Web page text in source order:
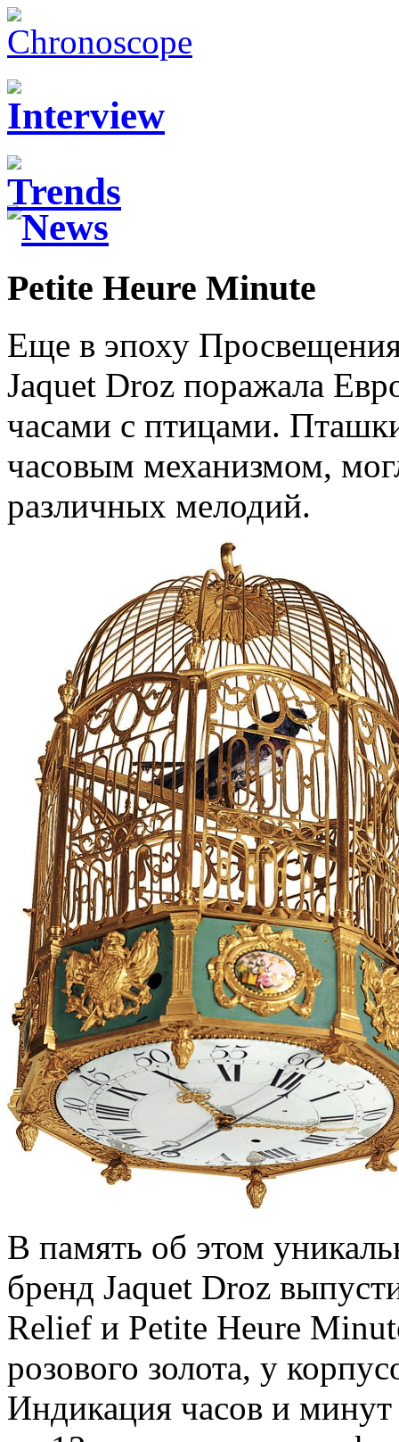
Petite Heure Minute
Еще в эпоху
Jaquet Droz поражала
часами с птицами.
часовым механизмом,
различных мелодий.
В память об этом
бренд Jaquet Droz
Relief и Petite Heure
розового золота, у
Индикация часов и